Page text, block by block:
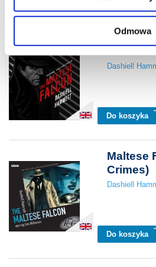
znajdziesz w naszejPolityce
Odmowa
Do koszyka
Dashiell
Do koszyka
Maltese
Crimes)
Dashiell
Do koszyka